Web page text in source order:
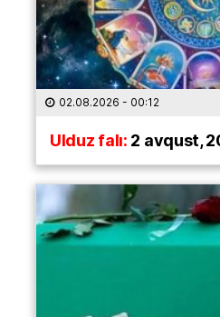
02.08.2026 - 00:12
Ulduz falı:2 avqust,